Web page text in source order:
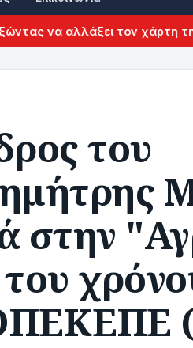
να αλλάξει τον χάρτη της
του
στην